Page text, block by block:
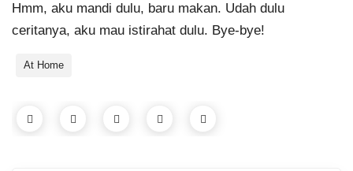
Hmm, aku mandi dulu, baru makan. Udah dulu
ceritanya, aku mau istirahat dulu. Bye-bye!
At Home